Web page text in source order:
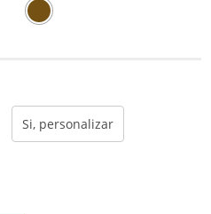
Si, personalizar